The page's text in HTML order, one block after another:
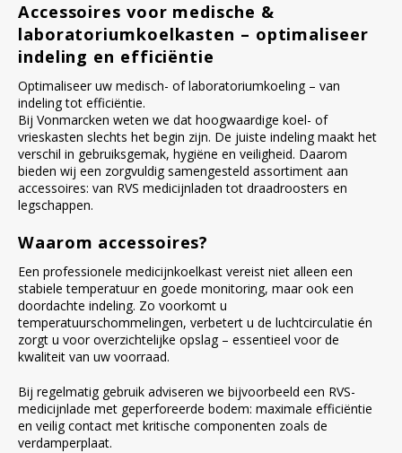
Accessoires voor medische &
laboratoriumkoelkasten – optimaliseer
indeling en efficiëntie
Optimaliseer uw medisch- of laboratoriumkoeling – van
indeling tot efficiëntie.
Bij Vonmarcken weten we dat hoogwaardige koel- of
vrieskasten slechts het begin zijn. De juiste indeling maakt het
verschil in gebruiksgemak, hygiëne en veiligheid. Daarom
bieden wij een zorgvuldig samengesteld assortiment aan
accessoires: van RVS medicijnladen tot draadroosters en
legschappen.
Waarom accessoires?
Een professionele medicijnkoelkast vereist niet alleen een
stabiele temperatuur en goede monitoring, maar ook een
doordachte indeling. Zo voorkomt u
temperatuurschommelingen, verbetert u de luchtcirculatie én
zorgt u voor overzichtelijke opslag – essentieel voor de
kwaliteit van uw voorraad.
Bij regelmatig gebruik adviseren we bijvoorbeeld een RVS-
medicijnlade met geperforeerde bodem: maximale efficiëntie
en veilig contact met kritische componenten zoals de
verdamperplaat.